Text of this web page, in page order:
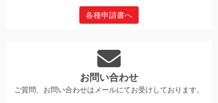
各種申請書へ
お問い合わせ
ご質問、お問い合わせはメールにてお受けしております。